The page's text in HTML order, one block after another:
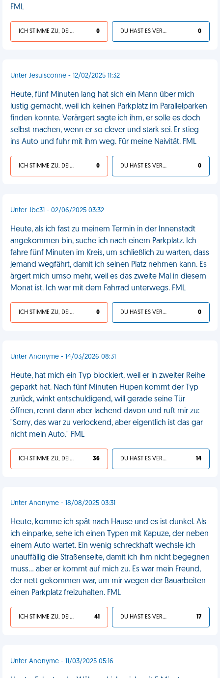
FML
ICH STIMME ZU, DEIN LEBEN IST SCHEISSE 0 DU HAST ES VERDIENT 0
Unter Jesuisconne - 12/02/2025 11:32
Heute, fünf Minuten lang hat sich ein Mann über mich
lustig gemacht, weil ich keinen Parkplatz im Parallelparken
finden konnte. Verärgert sagte ich ihm, er solle es doch
selbst machen, wenn er so clever und stark sei. Er stieg
ins Auto und fuhr mit ihm weg. Für meine Naivität. FML
ICH STIMME ZU, DEIN LEBEN IST SCHEISSE 0 DU HAST ES VERDIENT 0
Unter Jbc31 - 02/06/2025 03:32
Heute, als ich fast zu meinem Termin in der Innenstadt
angekommen bin, suche ich nach einem Parkplatz. Ich
fahre fünf Minuten im Kreis, um schließlich zu warten, dass
jemand wegfährt, damit ich seinen Platz nehmen kann. Es
ärgert mich umso mehr, weil es das zweite Mal in diesem
Monat ist. Ich war mit dem Fahrrad unterwegs. FML
ICH STIMME ZU, DEIN LEBEN IST SCHEISSE 0 DU HAST ES VERDIENT 0
Unter Anonyme - 14/03/2026 08:31
Heute, hat mich ein Typ blockiert, weil er in zweiter Reihe
geparkt hat. Nach fünf Minuten Hupen kommt der Typ
zurück, winkt entschuldigend, will gerade seine Tür
öffnen, rennt dann aber lachend davon und ruft mir zu:
"Sorry, das war zu verlockend, aber eigentlich ist das gar
nicht mein Auto." FML
ICH STIMME ZU, DEIN LEBEN IST SCHEISSE 36 DU HAST ES VERDIENT 14
Unter Anonyme - 18/08/2025 03:31
Heute, komme ich spät nach Hause und es ist dunkel. Als
ich einparke, sehe ich einen Typen mit Kapuze, der neben
einem Auto wartet. Ein wenig schreckhaft wechsle ich
unauffällig die Straßenseite, damit ich ihm nicht begegnen
muss... aber er kommt auf mich zu. Es war mein Freund,
der nett gekommen war, um mir wegen der Bauarbeiten
einen Parkplatz freizuhalten. FML
ICH STIMME ZU, DEIN LEBEN IST SCHEISSE 41 DU HAST ES VERDIENT 17
Unter Anonyme - 11/03/2025 05:16